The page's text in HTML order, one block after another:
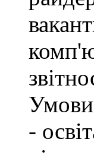
-